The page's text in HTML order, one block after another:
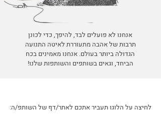
אנחנו לא פועלים לבד, להיפך, כדי לכונן
תרבות של אהבה מתעוררת לאיטה התנועה
הגדולה ביותר בעולם. אנחנו מאמינים בכח
הביחד, וגאים בשותפים והשותפות שלנו!
לחיצה על הלוגו תעביר אתכם לאתר/דף של השותפ/ה: